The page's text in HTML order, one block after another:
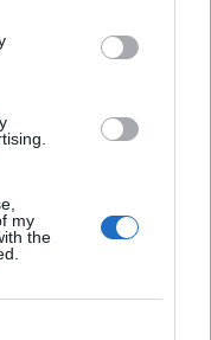
my
the
bin. Wenn ich
gar nicht über die
fahre und dort
habe, dann
Handwerkskunst,